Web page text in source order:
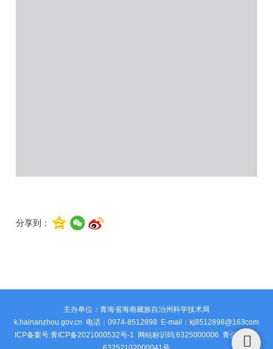
分享到：
主办单位：青海省海南藏族自治州科学技术局
k.hainanzhou.gov.cn 电话：0974-8512898 E-mail：kj8512898@163com
ICP备案号:青ICP备2021000532号-1 网站标识码:6325000006 青公安网备